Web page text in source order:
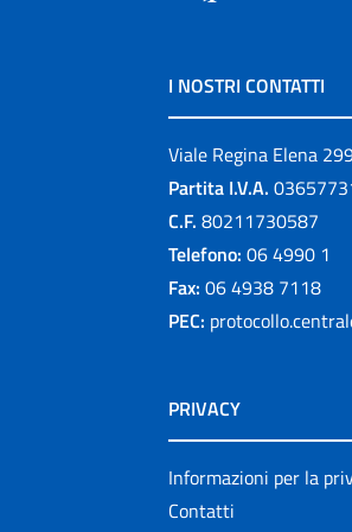
I NOSTRI CONTATTI
Viale Regina Elena
Partita I.V.A.
C.F. 80211730587
Telefono: 06 4990 1
Fax: 06 4938 7118
PEC:
PRIVACY
Informazioni per la
Contatti